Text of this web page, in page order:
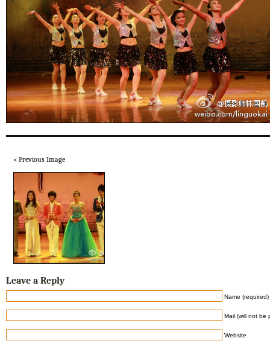
« Previous Image
Leave a Reply
Name (required)
Mail (will not be
Website